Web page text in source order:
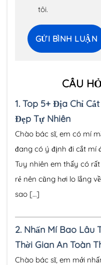
tôi.
CÂU
1. Top 5+ Địa Chỉ
Đẹp Tự Nhiên
Chào bác sĩ, em có mí
đang có ý định đi cắt mí
Tuy nhiên em thấy có
rẻ nên cũng hơi lo lắng
sao […]
2. Nhấn Mí Bao Lâu
Thời Gian An Toàn
Chào bác sĩ, em mới